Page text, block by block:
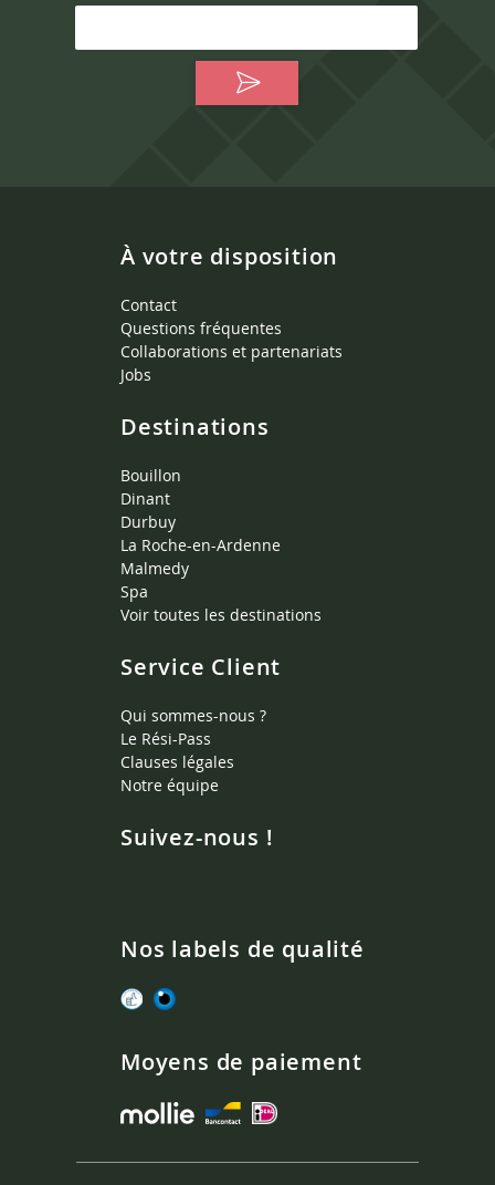
À votre disposition
Contact
Questions fréquentes
Collaborations et partenariats
Jobs
Destinations
Bouillon
Dinant
Durbuy
La Roche-en-Ardenne
Malmedy
Spa
Voir toutes les destinations
Service Client
Qui sommes-nous ?
Le Rési-Pass
Clauses légales
Notre équipe
Suivez-nous !
Nos labels de qualité
Moyens de paiement